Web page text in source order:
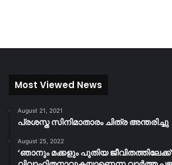
Most Viewed News
August 21, 2021
പ്രശസ്ത സിനിമാതാരം ചിത്ര അന്തരിച്ചു
August 25, 2022
‘ഞാനും മക്കളും പുതിയ